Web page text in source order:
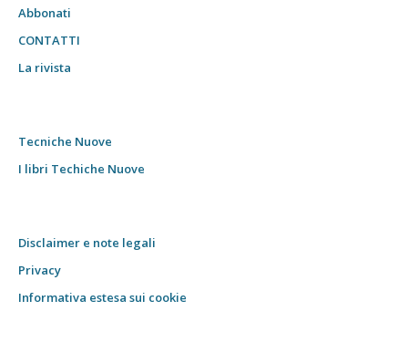
Abbonati
CONTATTI
La rivista
Tecniche Nuove
I libri Techiche Nuove
Disclaimer e note legali
Privacy
Informativa estesa sui cookie